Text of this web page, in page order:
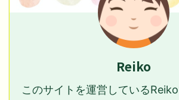
Reiko
このサイトを運営している